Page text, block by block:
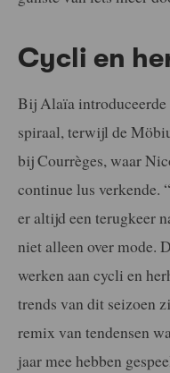
Cycli en
Bij Alaïa introduceerde
spiraal, terwijl de
bij Courrèges, waar
continue lus verkende.
er altijd een terugkeer
niet alleen over mode.
werken aan cycli en
trends van dit seizoen
remix van tendensen
jaar mee hebben